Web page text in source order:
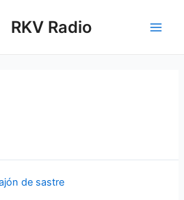
RKV Radio
de sastre